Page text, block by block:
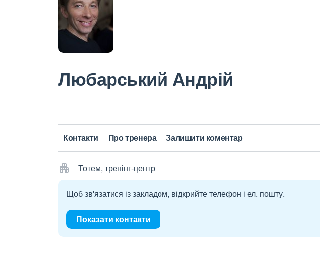
Любарський Андрій
Контакти Про тренера Залишити коментар
Тотем, тренінг-центр
Щоб зв'язатися із закладом, відкрийте телефон і ел. пошту.
Показати контакти